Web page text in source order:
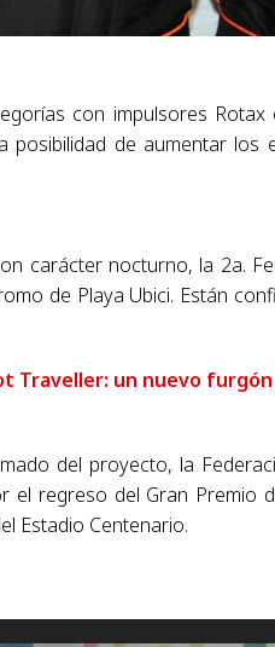
con impulsores
posibilidad de aumentar
carácter nocturno, la 2a.
de Playa Ubici. Están
Traveller: un nuevo
del proyecto, la
el regreso del Gran
Estadio Centenario.